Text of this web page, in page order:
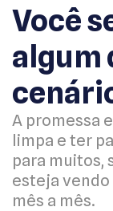
Você
algum
A promessa
limpa e ter
para muitos,
esteja vendo
mês a mês.